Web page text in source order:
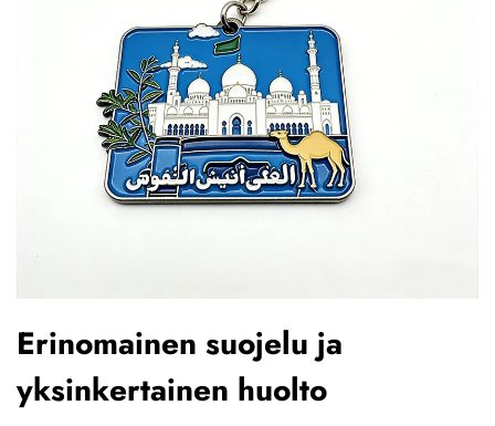
Erinomainen suojelu ja
yksinkertainen huolto